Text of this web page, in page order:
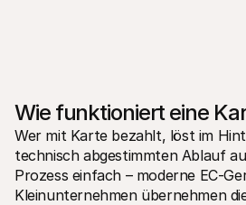
Wie funktioniert eine
Wer mit Karte bezahlt, löst im
technisch abgestimmten Ablauf
Prozess einfach – moderne EC-
Kleinunternehmen übernehmen